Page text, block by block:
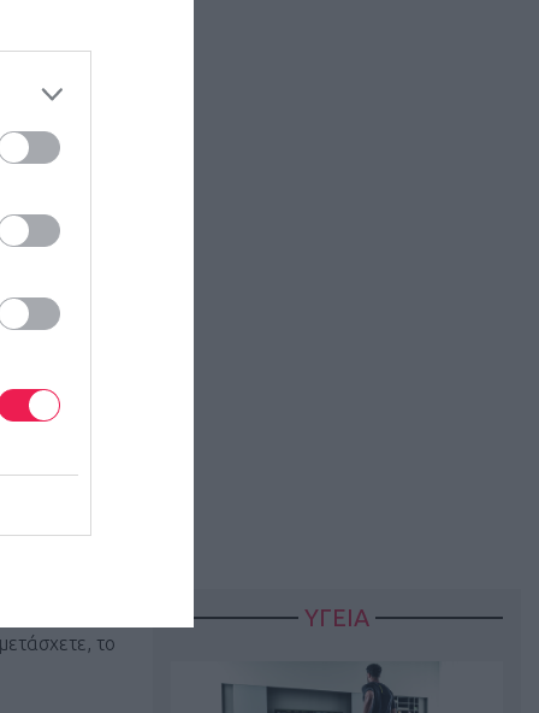
4,00
–
το
ΥΓΕΙΑ